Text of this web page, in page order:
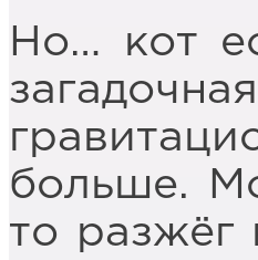
Но… кот
больше.
то разжёг